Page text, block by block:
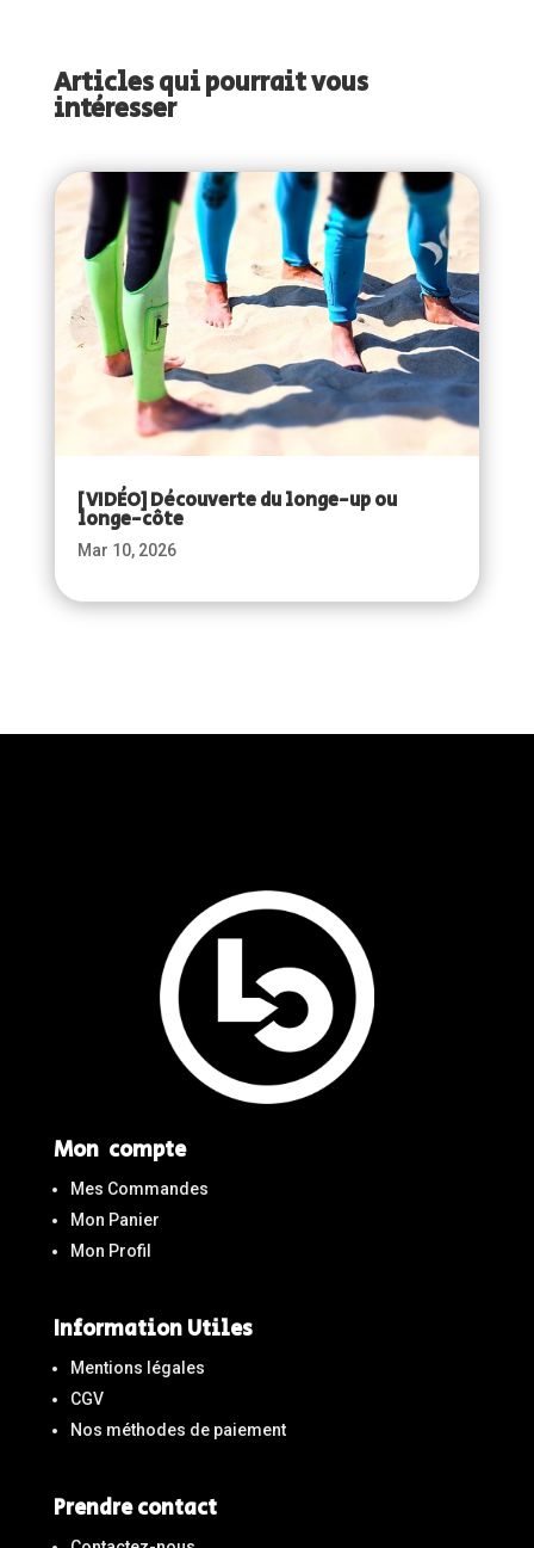
Articles qui pourrait vous
intéresser
[VIDÉO] Découverte du longe-up ou
longe-côte
Mar 10, 2026
Mon compte
Mes Commandes
Mon Panier
Mon Profil
Information Utiles
Mentions légales
CGV
Nos méthodes de paiement
Prendre contact